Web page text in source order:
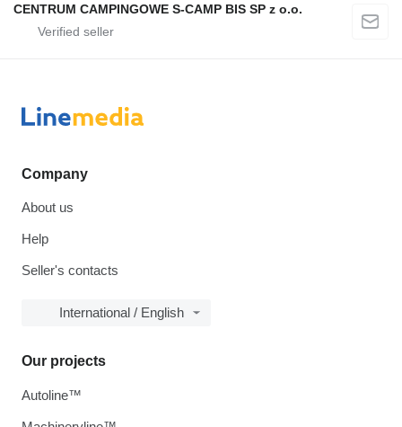
CENTRUM CAMPINGOWE S-CAMP BIS SP z o.o.
Company
About us
Help
Seller's contacts
International / English
Our projects
Autoline™